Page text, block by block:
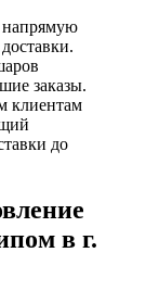
напрямую
заказы.
клиентам
до
в г.